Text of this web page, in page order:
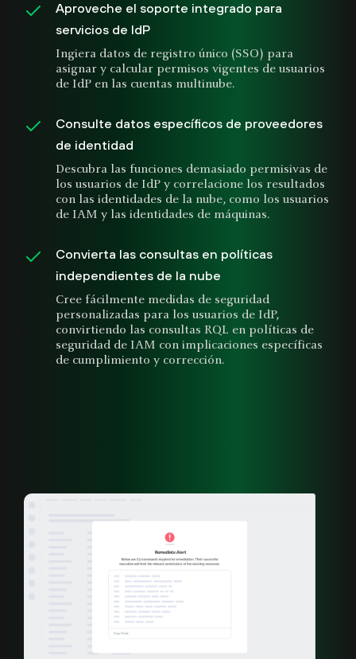
Aproveche el soporte integrado para
servicios de IdP
Ingiera datos de registro único (SSO) para
asignar y calcular permisos vigentes de usuarios
de IdP en las cuentas multinube.
Consulte datos específicos de proveedores
de identidad
Descubra las funciones demasiado permisivas de
los usuarios de IdP y correlacione los resultados
con las identidades de la nube, como los usuarios
de IAM y las identidades de máquinas.
Convierta las consultas en políticas
independientes de la nube
Cree fácilmente medidas de seguridad
personalizadas para los usuarios de IdP,
convirtiendo las consultas RQL en políticas de
seguridad de IAM con implicaciones específicas
de cumplimiento y corrección.